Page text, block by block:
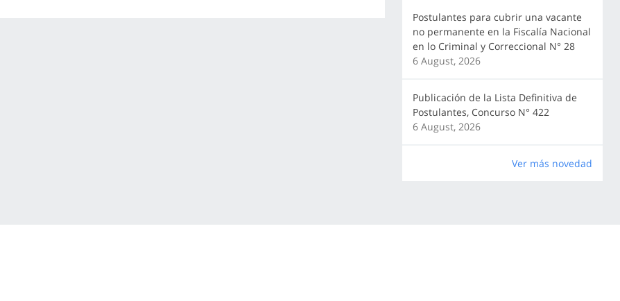
Postulantes para cubrir una vacante
no permanente en la Fiscalía Nacional
en lo Criminal y Correccional N° 28
6 August, 2026
Publicación de la Lista Definitiva de
Postulantes, Concurso N° 422
6 August, 2026
Ver más novedad